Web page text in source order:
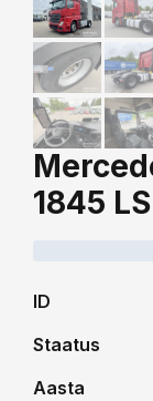
1845 LS
ID
Staatus
Aasta